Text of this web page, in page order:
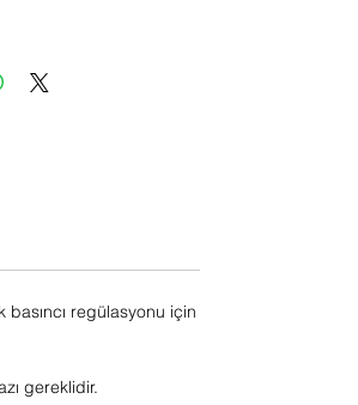
regülasyonu için
gereklidir.